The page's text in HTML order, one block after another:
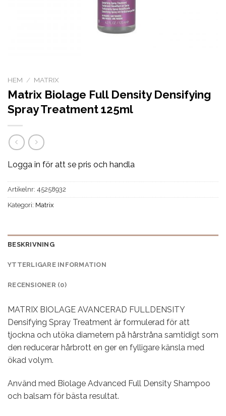
HEM / MATRIX
Matrix Biolage Full Density Densifying
Spray Treatment 125ml
Logga in för att se pris och handla
Artikelnr: 45258932
Kategori: Matrix
BESKRIVNING
YTTERLIGARE INFORMATION
RECENSIONER (0)
MATRIX BIOLAGE AVANCERAD FULLDENSITY
Densifying Spray Treatment är formulerad för att
tjockna och utöka diametern på hårstråna samtidigt som
den reducerar hårbrott en ger en fylligare känsla med
ökad volym.
Använd med Biolage Advanced Full Density Shampoo
och balsam för bästa resultat.